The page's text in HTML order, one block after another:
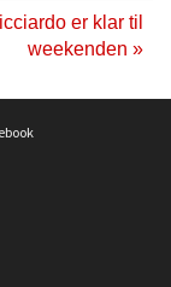
er klar til
weekenden »